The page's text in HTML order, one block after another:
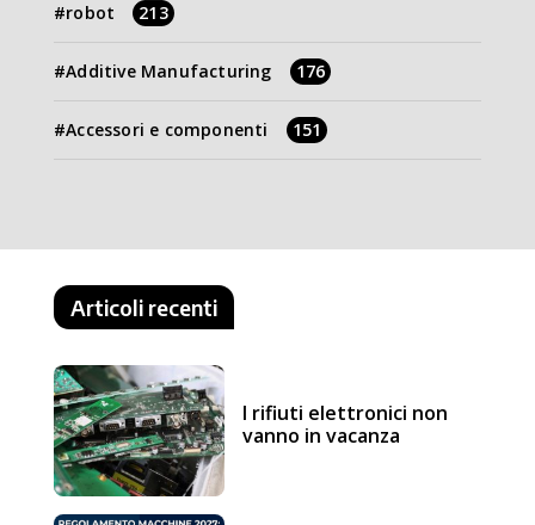
robot 213
Additive Manufacturing 176
Accessori e componenti 151
Articoli recenti
I rifiuti elettronici non
vanno in vacanza